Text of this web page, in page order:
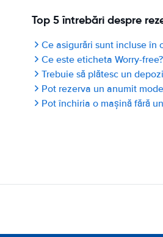
Top 5 întrebări despre
Ce asigurări sunt incluse în
Ce este eticheta Worry-free?
Trebuie să plătesc un
Pot rezerva un anumit
Pot închiria o mașină fără